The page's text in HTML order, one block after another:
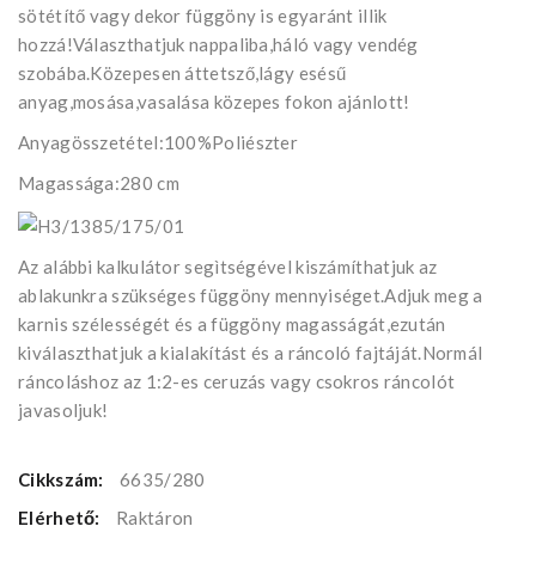
sötétítő vagy dekor függöny is egyaránt illik
hozzá!Választhatjuk nappaliba,háló vagy vendég
szobába.Közepesen áttetsző,lágy esésű
anyag,mosása,vasalása közepes fokon ajánlott!
Anyagösszetétel:100%Poliészter
Magassága:280 cm
Az alábbi kalkulátor segìtségével kiszámíthatjuk az
ablakunkra szükséges függöny mennyiséget.Adjuk meg a
karnis szélességét és a függöny magasságát,ezután
kiválaszthatjuk a kialakítást és a ráncoló fajtáját.Normál
ráncoláshoz az 1:2-es ceruzás vagy csokros ráncolót
javasoljuk!
Cikkszám:
6635/280
Elérhető:
Raktáron